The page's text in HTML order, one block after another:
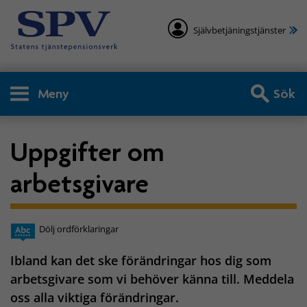
Självbetjäningstjänster
Meny Sök
Uppgifter om
arbetsgivare
Dölj ordförklaringar
Ibland kan det ske förändringar hos dig som
arbetsgivare som vi behöver känna till. Meddela
oss alla viktiga förändringar.